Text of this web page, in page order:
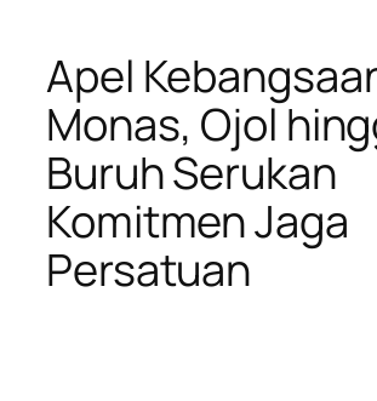
Apel
Monas, Ojol
Buruh Serukan
Komitmen Jaga
Persatuan